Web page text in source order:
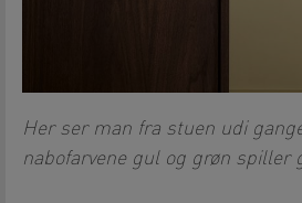
Her ser man fra stuen udi
nabofarvene gul og grøn spiller